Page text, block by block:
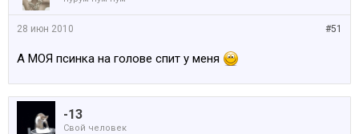
#51
28 июн 2010
А МОЯ псинка на голове спит у меня
-13
Свой человек